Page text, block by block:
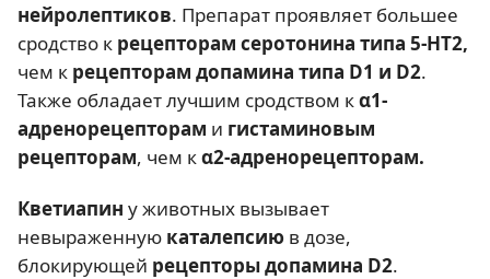
нейролептиков. Препарат проявляет большее
сродство к рецепторам серотонина типа 5-НТ2,
чем к рецепторам допамина типа D1 и D2.
Также обладает лучшим сродством кα1-
адренорецепторам и гистаминовым
рецепторам, чем кα2-адренорецепторам.
Кветиапин у животных вызывает
невыраженную каталепсию в дозе,
блокирующей рецепторы допамина D2.